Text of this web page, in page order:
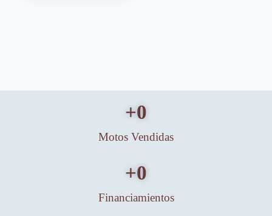
Motos Vendidas
+0
Financiamientos
+0